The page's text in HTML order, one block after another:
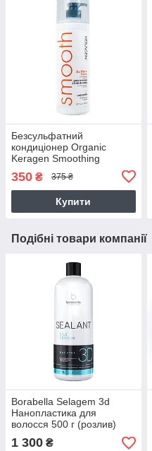
Безсульфатний
кондиціонер Organic
Keragen Smoothing
Conditioner з кератином,
250 г (розлив)
350 ₴ 375 ₴
Купити
Подібні товари компанії
Borabella Selagem 3d
Нанопластика для
волосся 500 г (розлив)
1 300 ₴